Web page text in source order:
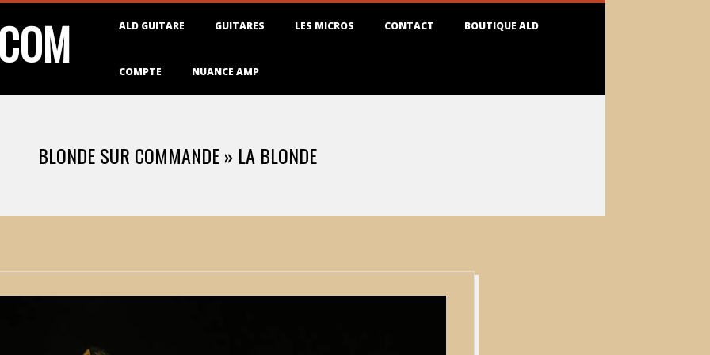
ALD GUITARE GUITARES LES MICROS CONTACT BOUTIQUE ALD
COMPTE NUANCE AMP
BLONDE SUR COMMANDE » LA BLONDE